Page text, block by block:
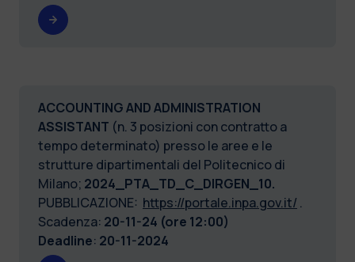
ACCOUNTING AND ADMINISTRATION
ASSISTANT (n. 3 posizioni con contratto a
tempo determinato) presso le aree e le
strutture dipartimentali del Politecnico di
Milano; 2024_PTA_TD_C_DIRGEN_10.
PUBBLICAZIONE: https://portale.inpa.gov.it/ .
Scadenza: 20-11-24 (ore 12:00)
Deadline: 20-11-2024